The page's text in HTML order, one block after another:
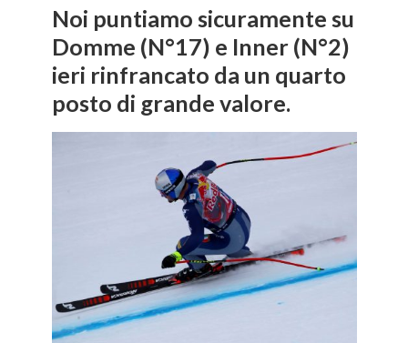
Noi puntiamo sicuramente su
Domme (N°17) e Inner(N°2)
ieri rinfrancato da un quarto
posto di grande valore.